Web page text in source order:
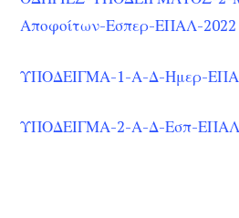
Αποφοίτων-Εσπερ-ΕΠΑΛ-2022
ΥΠΟΔΕΙΓΜΑ-1-Α-Δ-Ημερ-
ΥΠΟΔΕΙΓΜΑ-2-Α-Δ-Εσπ-